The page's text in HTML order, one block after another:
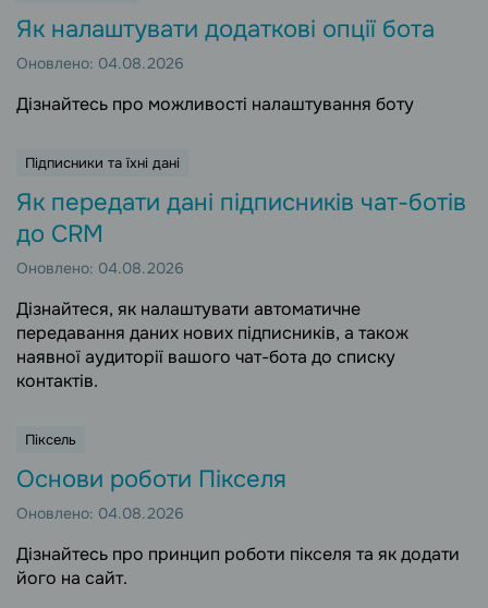
Як налаштувати додаткові опції бота
Оновлено: 04.08.2026
Дізнайтесь про можливості налаштування боту
Підписники та їхні дані
Як передати дані підписників чат-ботів
до CRM
Оновлено: 04.08.2026
Дізнайтеся, як налаштувати автоматичне
передавання даних нових підписників, а також
наявної аудиторії вашого чат-бота до списку
контактів.
Піксель
Основи роботи Пікселя
Оновлено: 04.08.2026
Дізнайтесь про принцип роботи пікселя та як додати
його на сайт.